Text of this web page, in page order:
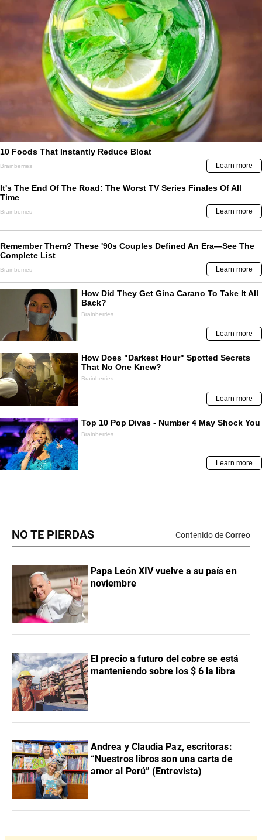
NO TE PIERDAS Contenido deCorreo
Papa León XIV vuelve a su país en
noviembre
El precio a futuro del cobre se está
manteniendo sobre los $ 6 la libra
Andrea y Claudia Paz, escritoras:
“Nuestros libros son una carta de
amor al Perú” (Entrevista)